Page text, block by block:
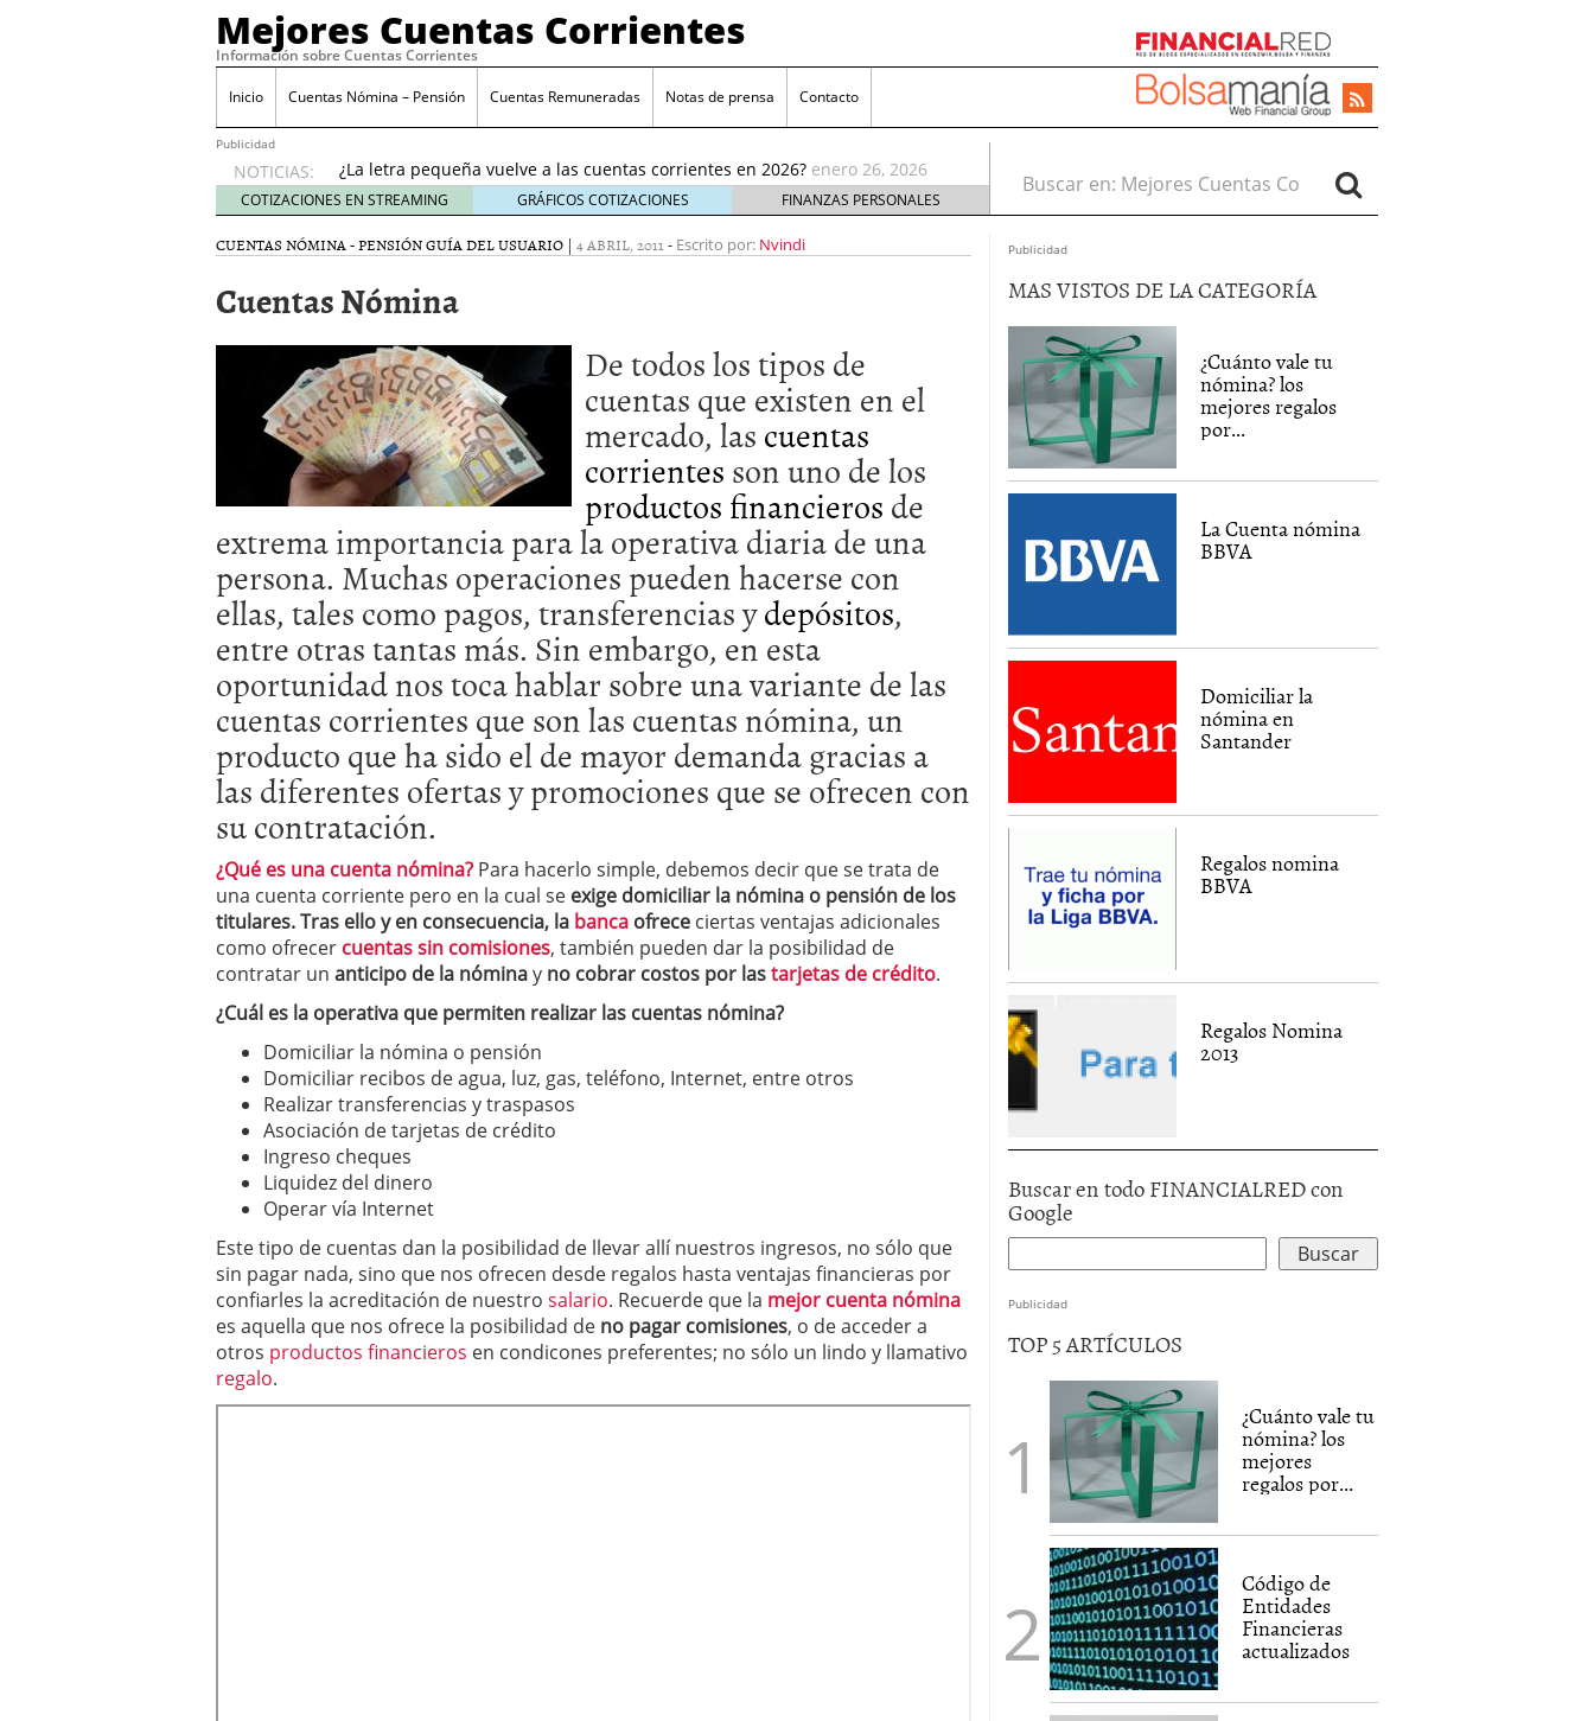
Mejores Cuentas Corrientes
Información sobre Cuentas Corrientes
Inicio Cuentas Nómina – Pensión Cuentas Remuneradas Notas de prensa Contacto
Publicidad
NOTICIAS:
¿La letra pequeña vuelve a las cuentas corrientes en 2026? enero 26, 2026
Checklist para evaluar cuentas corrientes antes de abrir una nueva enero
21, 2026
Cuenta remunerada vs cuenta estándar: ¿cuál elegir? enero 17, 2026
menores de 35 años
Banco Sabadell anuncia reducción de remuneración en su cuenta online
desde febrero 2026: qué te afecta
¿La letra pequeña vuelve a las cuentas corrientes en 2026? enero 26, 2026
COTIZACIONES EN STREAMING GRÁFICOS COTIZACIONES FINANZAS PERSONALES
Buscar en:
CUENTAS NÓMINA - PENSIÓNGUÍA DEL USUARIO | 4 ABRIL, 2011 - Escrito por: Nvindi
Cuentas Nómina
De todos los tipos de
cuentas que existen en el
mercado, lascuentas
corrientesson uno de los
productos financierosde
extrema importancia para la operativa diaria de una
persona. Muchas operaciones pueden hacerse con
ellas, tales como pagos, transferencias ydepósitos,
entre otras tantas más. Sin embargo, en esta
oportunidad nos toca hablar sobre una variante de las
cuentas corrientes que son las cuentas nómina, un
producto que ha sido el de mayor demanda gracias a
las diferentes ofertas y promociones que se ofrecen con
su contratación.
¿Qué es una cuenta nómina? Para hacerlo simple, debemos decir que se trata de
una cuenta corriente pero en la cual se exige domiciliar la nómina o pensión de los
titulares.Tras ello y en consecuencia, la banca ofrece ciertas ventajas adicionales
como ofrecer cuentas sin comisiones, también pueden dar la posibilidad de
contratar un anticipo de la nóminay no cobrar costos por lastarjetas de crédito.
¿Cuál es la operativa que permiten realizar las cuentas nómina?
Domiciliar la nómina o pensión
Domiciliar recibos de agua, luz, gas, teléfono, Internet, entre otros
Realizar transferencias y traspasos
Asociación de tarjetas de crédito
Ingreso cheques
Liquidez del dinero
Operar vía Internet
Este tipo de cuentas dan la posibilidad de llevar allí nuestros ingresos, no sólo que
sin pagar nada, sino que nos ofrecen desde regalos hasta ventajas financieras por
confiarles la acreditación de nuestro salario. Recuerde que la mejor cuenta nómina
es aquella que nos ofrece la posibilidad de no pagar comisiones, o de acceder a
otros productos financieros en condicones preferentes; no sólo un lindo y llamativo
regalo.
Publicidad
MAS VISTOS DE LA CATEGORÍA
¿Cuánto vale tu
nómina? los
mejores regalos
por...
La Cuenta nómina
BBVA
Domiciliar la
nómina en
Santander
Regalos nomina
BBVA
Regalos Nomina
2013
Buscar en todo FINANCIALRED con
Google
Publicidad
TOP 5 ARTÍCULOS
¿Cuánto vale tu
nómina? los
mejores
regalos por...
Código de
Entidades
Financieras
actualizados